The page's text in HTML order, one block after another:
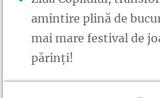
amintire plină de
mai mare festival de
părinți!